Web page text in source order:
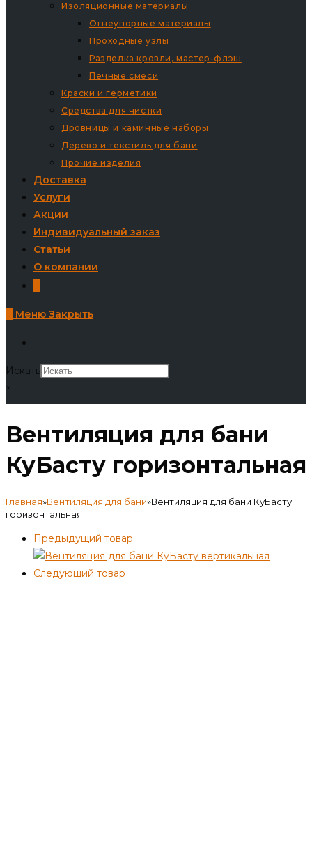
Изоляционные материалы
Огнеупорные материалы
Проходные узлы
Разделка кровли, мастер-флэш
Печные смеси
Краски и герметики
Средства для чистки
Дровницы и каминные наборы
Дерево и текстиль для бани
Прочие изделия
Доставка
Услуги
Акции
Индивидуальный заказ
Статьи
О компании
Меню Закрыть
Искать
×
Вентиляция для бани
КуБасту горизонтальная
Главная»Вентиляция для бани»Вентиляция для бани КуБасту
горизонтальная
Предыдущий товар
Следующий товар